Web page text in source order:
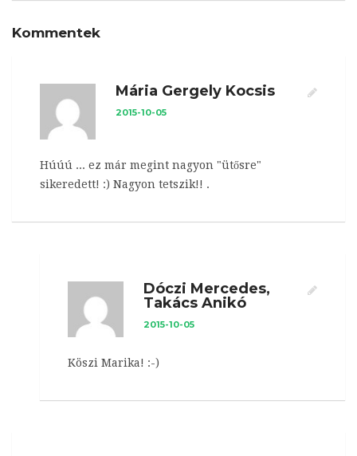
Kommentek
Mária Gergely Kocsis
2015-10-05
Húúú ... ez már megint nagyon "ütősre"
sikeredett! :) Nagyon tetszik!! .
Dóczi Mercedes,
Takács Anikó
2015-10-05
Köszi Marika! :-)